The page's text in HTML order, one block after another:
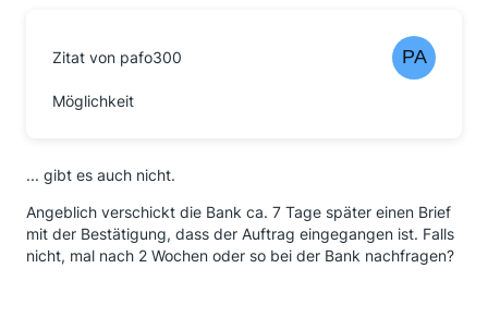
Zitat von pafo300
Möglichkeit
... gibt es auch nicht.
Angeblich verschickt die Bank ca. 7 Tage später einen Brief
mit der Bestätigung, dass der Auftrag eingegangen ist. Falls
nicht, mal nach 2 Wochen oder so bei der Bank nachfragen?